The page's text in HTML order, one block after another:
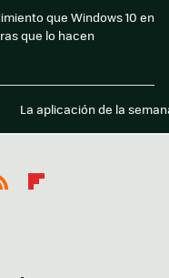
que Windows 10 en
que lo hacen
La aplicación de la